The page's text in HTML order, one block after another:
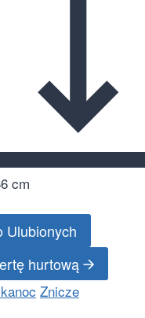
cm
Ulubionych
hurtową
Znicze